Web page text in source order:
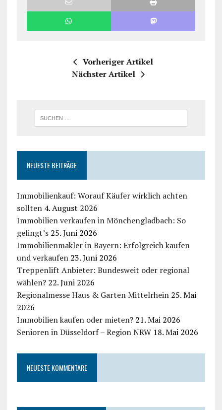
Vorheriger Artikel
Nächster Artikel
NEUESTE BEITRÄGE
Immobilienkauf: Worauf Käufer wirklich achten
sollten 4. August 2026
Immobilien verkaufen in Mönchengladbach: So
gelingt’s 25. Juni 2026
Immobilienmakler in Bayern: Erfolgreich kaufen
und verkaufen 23. Juni 2026
Treppenlift Anbieter: Bundesweit oder regional
wählen? 22. Juni 2026
Regionalmesse Haus & Garten Mittelrhein 25. Mai
2026
Immobilien kaufen oder mieten? 21. Mai 2026
Senioren in Düsseldorf – Region NRW 18. Mai 2026
NEUESTE KOMMENTARE